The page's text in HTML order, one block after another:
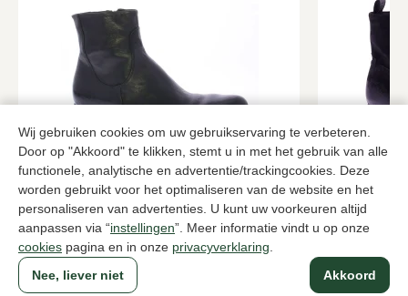
Wij gebruiken cookies om uw gebruikservaring te verbeteren.
Door op "Akkoord" te klikken, stemt u in met het gebruik van alle
functionele, analytische en advertentie/trackingcookies. Deze
worden gebruikt voor het optimaliseren van de website en het
personaliseren van advertenties. U kunt uw voorkeuren altijd
aanpassen via “instellingen”. Meer informatie vindt u op onze
cookies pagina en in onze privacyverklaring
Akkoord
Nee, liever niet
Fabrizio Silenzi
Zwarte enkellaarzen heren
389,95
Pantanetti
Zwarte
469,95